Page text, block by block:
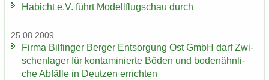
Ha­bicht e.V. führt Mo­dell­flug­schau durch
25.08.2009
Firma Bil­fin­ger Ber­ger Ent­sor­gung Ost GmbH darf Zwi­
schen­la­ger für kon­ta­mi­nier­te Böden und bo­den­ähn­li­
che Ab­fäl­le in Deut­zen er­rich­ten